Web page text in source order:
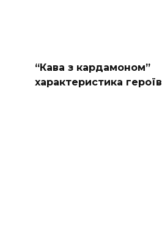
“Кава з кардамоном”
характеристика героїв